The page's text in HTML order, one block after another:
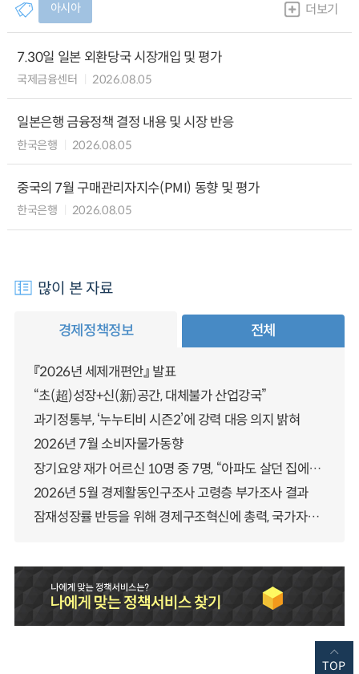
아시아 더보기
7.30일 일본 외환당국 시장개입 및 평가
국제금융센터 2026.08.05
일본은행 금융정책 결정 내용 및 시장 반응
한국은행 2026.08.05
중국의 7월 구매관리자지수(PMI) 동향 및 평가
한국은행 2026.08.05
많이 본 자료
경제정책정보 전체
『2026년 세제개편안』 발표
“초(超)성장+신(新)공간, 대체불가 산업강국”
과기정통부, ‘누누티비 시즌2’에 강력 대응 의지 밝혀
2026년 7월 소비자물가동향
장기요양 재가 어르신 10명 중 7명, “아파도 살던 집에서 살겠다” 「2025년 장기요양실태조사」 결과 발표
2026년 5월 경제활동인구조사 고령층 부가조사 결과
잠재성장률 반등을 위해 경제구조혁신에 총력, 국가자산 관리체계 대전환
TOP